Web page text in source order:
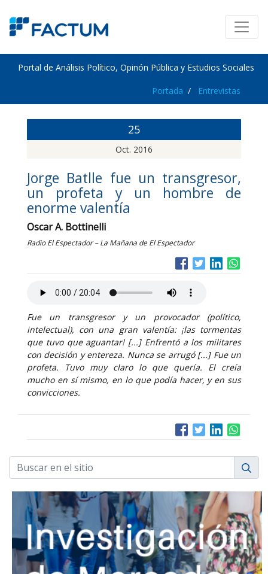
Portal de Análisis Político, Opinón Pública y Estudios Sociales
Portada Entrevistas
25
Oct. 2016
Jorge Batlle fue un transgresor,
un profeta y un hombre de
enorme valentía
Oscar A. Bottinelli
Radio El Espectador – La Mañana de El Espectador
Fue un transgresor y un provocador (político,
intelectual), con una gran valentía: ¡las tormentas
que tuvo que aguantar! [...] Enfrentó a los militares
con decisión y entereza. Nunca se arrugó [...] Fue un
profeta. Tuvo muy claro lo que quería. El creía
mucho en sí mismo, en lo que podía hacer, y en sus
convicciones.